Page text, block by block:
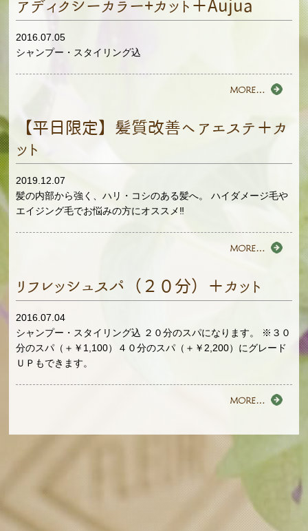
アディクシーカラー+カット＋Aujua
2016.07.05
シャンプー・スタイリング込
【平日限定】髪質改善ヘアエステ＋カ
ット
2019.12.07
髪の内部から強く、ハリ・コシのある髪へ。 ハイダメージ毛や
エイジング毛でお悩みの方にオススメ‼
リフレッシュスパ（２０分）＋カット
2016.07.04
シャンプー・スタイリング込 ２０分のスパになります。 ※３０
分のスパ（＋￥1,100）４０分のスパ（＋￥2,200）にグレード
ＵＰもできます。